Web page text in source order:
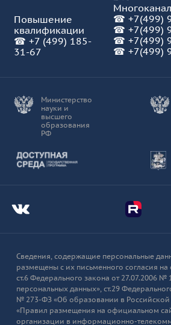
☎ +7(499)
☎ +7(499)
☎ +7(499)
☎ +7(499)
Повышение
квалификации
☎ +7 (499) 185-
31-67
Министерство
науки и
высшего
образования
РФ
Доступная среда
Мы во Вконтакте Мы в
Сведения, содержащие персональные
размещены с их письменного согласия на
ст.6 Федерального закона от 27.07.2006 №
персональных данных», ст.29
№ 273-ФЗ «Об образовании в
«Правил размещения на официальном
организации в информационно-